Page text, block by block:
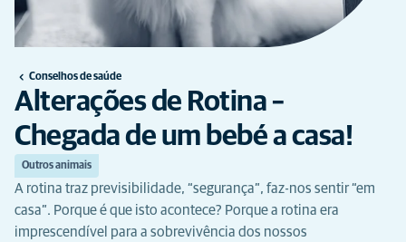
Conselhos de saúde
Alterações de Rotina –
Chegada de um bebé a casa!
Outros animais
A rotina traz previsibilidade, “segurança”, faz-nos sentir “em
casa”. Porque é que isto acontece? Porque a rotina era
imprescendível para a sobrevivência dos nossos